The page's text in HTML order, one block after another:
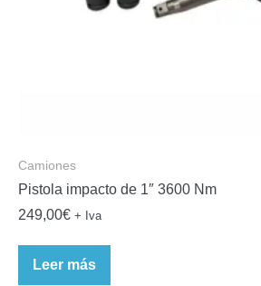
Camiones
Pistola impacto de 1″ 3600 Nm
249,00€ + Iva
Leer más